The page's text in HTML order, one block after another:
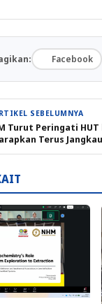
Facebook
SEBELUMNYA
Turut Peringati HUT
Terus
Utara